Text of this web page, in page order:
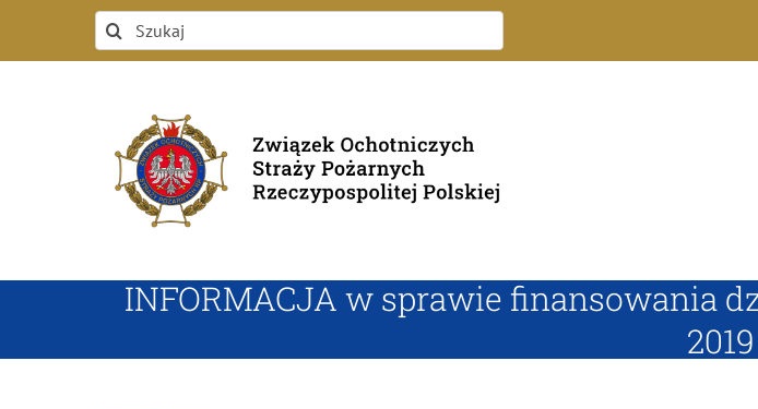
Szukaj
INFORMACJA w sprawie finansowania
2019